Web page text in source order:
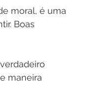
moral, é uma
Boas
maneira